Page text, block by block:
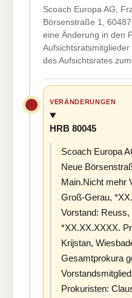
Scoach Europa AG,
Börsenstraße 1,
eine Änderung in den
des Aufsichtsrates
VERÄNDERUNGEN
HRB 80045
Scoach Europa
Neue
Main.Nicht mehr
Groß-Gerau,
Vorstand:
*XX.XX.XXXX.
Krijstan,
Gesamtprokura
Prokuristen: